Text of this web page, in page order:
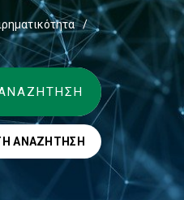
/
ΑΝΑΖΉΤΗΣΗ